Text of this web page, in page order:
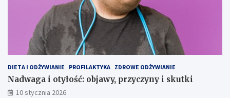
DIETA I ODŻYWIANIE PROFILAKTYKA ZDROWE ODŻYWIANIE
Nadwaga i otyłość: objawy, przyczyny i skutki
10 stycznia 2026